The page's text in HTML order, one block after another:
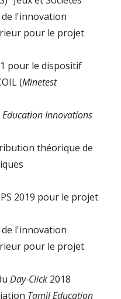
l'innovation
pour le projet
pour le dispositif
(Minetest
Innovations
théorique de
2019 pour le projet
l'innovation
pour le projet
Day-Click 2018
Tamil Education